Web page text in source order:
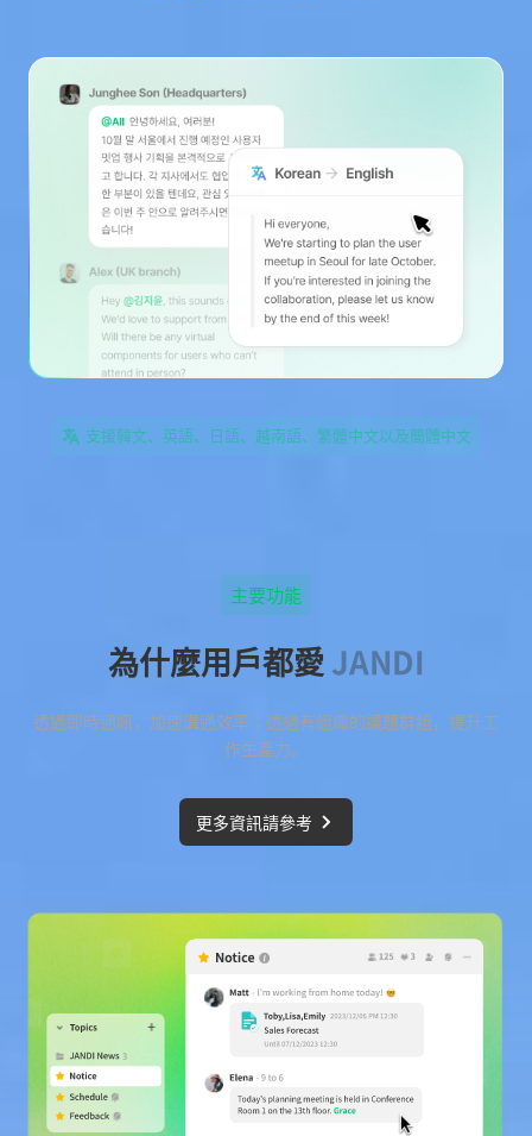
支援韓文、英語、日語、越南語、繁體中文以及簡體中文
主要功能
為什麼用戶都愛JANDI
透過即時通訊，加速溝通效率；透過有組織的議題群組，提升工
作生產力。
更多資訊請參考